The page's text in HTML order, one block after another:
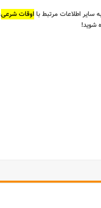
اطلاعات مرتبط با اوقات شرعی
شوید!